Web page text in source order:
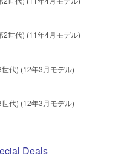
2世代) (11年4月モデル)
代) (12年3月モデル)
代) (12年3月モデル)
Deals